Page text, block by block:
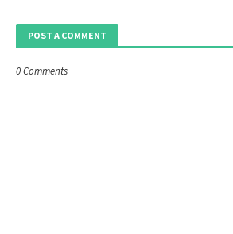
POST A COMMENT
0 Comments